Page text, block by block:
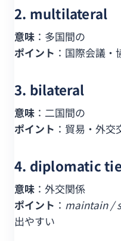
2. multilateral
意味 ：多国間の
ポイント ：国際会議・
3. bilateral
意味 ：二国間の
ポイント ：貿易・外
4. diplomatic
意味 ：外交関係
ポイント ： maintain /
出やすい